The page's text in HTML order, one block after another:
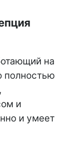
на
полностью
и
и умеет